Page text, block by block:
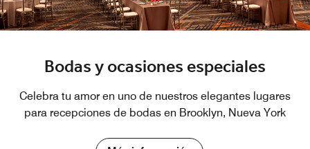
Bodas y ocasiones especiales
Celebra tu amor en uno de nuestros elegantes lugares
para recepciones de bodas en Brooklyn, Nueva York